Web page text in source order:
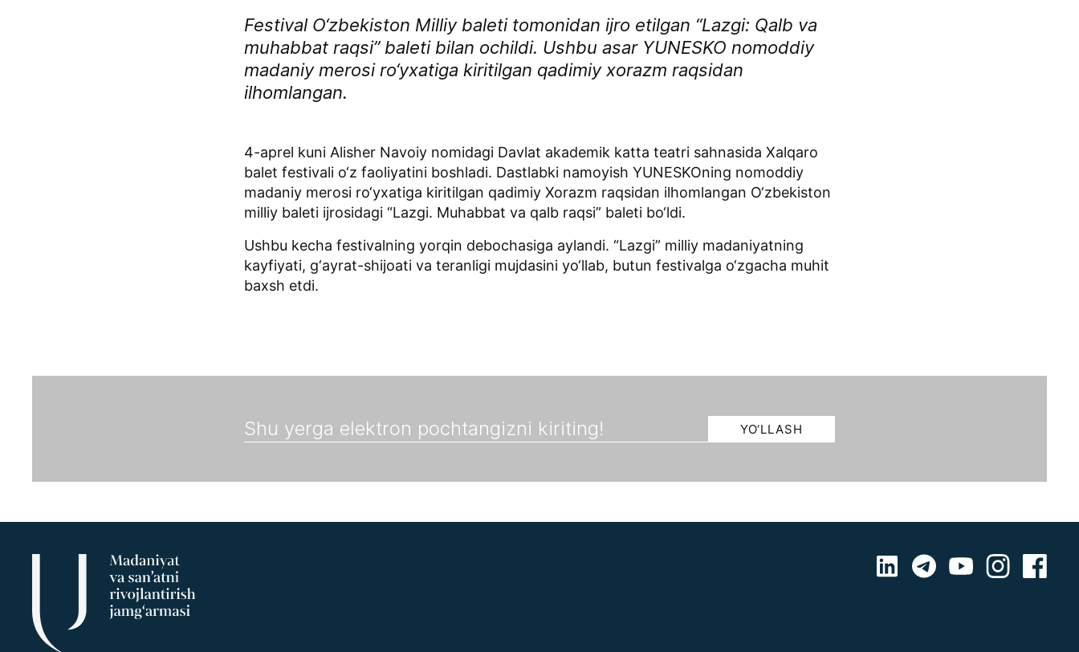
Festival O‘zbekiston Milliy baleti tomonidan ijro etilgan “Lazgi: Qalb va
muhabbat raqsi” baleti bilan ochildi. Ushbu asar YUNESKO nomoddiy
madaniy merosi ro‘yxatiga kiritilgan qadimiy xorazm raqsidan
ilhomlangan.
4-aprel kuni Alisher Navoiy nomidagi Davlat akademik katta teatri sahnasida Xalqaro
balet festivali o‘z faoliyatini boshladi. Dastlabki namoyish YUNESKOning nomoddiy
madaniy merosi ro‘yxatiga kiritilgan qadimiy Xorazm raqsidan ilhomlangan O‘zbekiston
milliy baleti ijrosidagi “Lazgi. Muhabbat va qalb raqsi” baleti bo‘ldi.
Ushbu kecha festivalning yorqin debochasiga aylandi. “Lazgi” milliy madaniyatning
kayfiyati, g‘ayrat-shijoati va teranligi mujdasini yo‘llab, butun festivalga o‘zgacha muhit
baxsh etdi.